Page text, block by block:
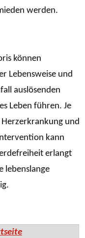
werden.
können
Lebensweise und
auslösenden
Leben führen. Je
und
kann
erlangt
lebenslange